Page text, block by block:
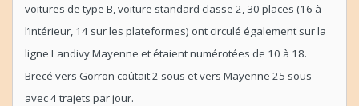
voitures de type B, voiture standard classe 2, 30 places (16 à
l’intérieur, 14 sur les plateformes) ont circulé également sur la
ligne Landivy Mayenne et étaient numérotées de 10 à 18.
Brecé vers Gorron coûtait 2 sous et vers Mayenne 25 sous
avec 4 trajets par jour.